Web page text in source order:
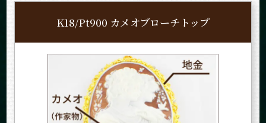
K18/Pt900 カメオブローチトップ